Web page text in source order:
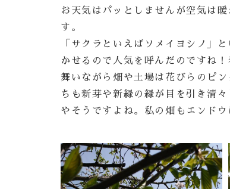
お天気はパッとしませんが空気は
す。
「サクラといえばソメイヨシノ」
かせるので人気を呼んだのですね
舞いながら畑や土場は花びらのピ
ちも新芽や新緑の緑が目を引き清
やそうですよね。私の畑もエンド